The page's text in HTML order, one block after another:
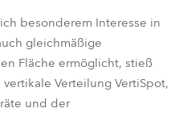
besonderem Interesse in
gleichmäßige
Fläche ermöglicht, stieß
Verteilung VertiSpot,
und der